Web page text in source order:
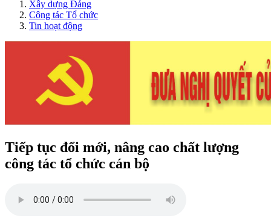
Xây dựng Đảng
Công tác Tổ chức
Tin hoạt động
Tiếp tục đổi mới, nâng cao chất lượng
công tác tổ chức cán bộ